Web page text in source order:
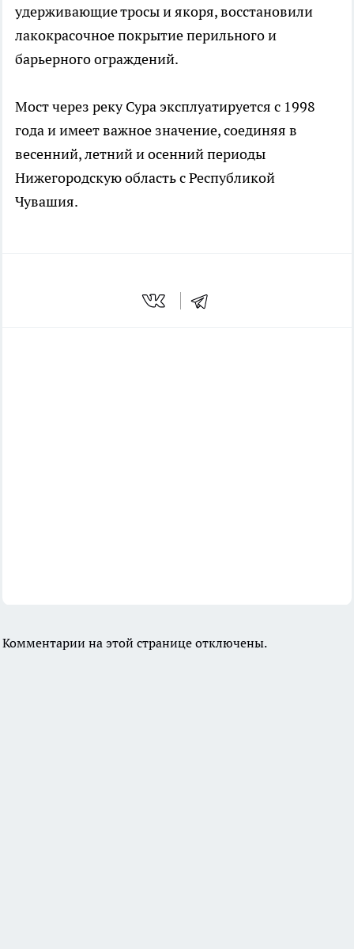
удерживающие тросы и якоря, восстановили
лакокрасочное покрытие перильного и
барьерного ограждений.
Мост через реку Сура эксплуатируется с 1998
года и имеет важное значение, соединяя в
весенний, летний и осенний периоды
Нижегородскую область с Республикой
Чувашия.
Комментарии на этой странице отключены.